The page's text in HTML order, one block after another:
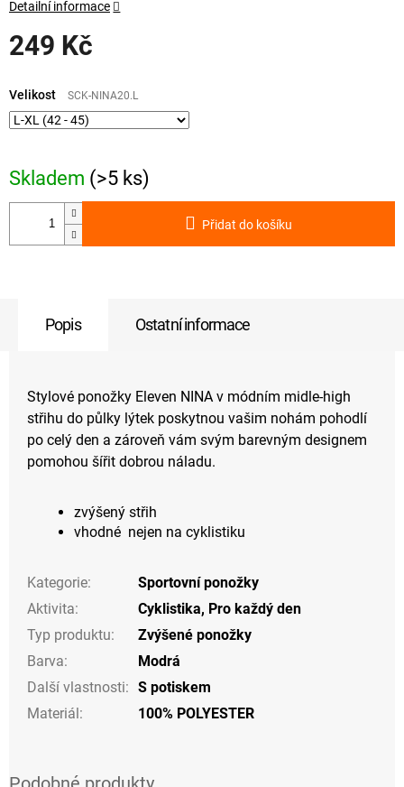
249 Kč
cena:
Skladem (>5 ks)
Velikost SCK-NINA20.L
Přidat do košíku
Detailní informace
Popis Ostatní informace
Stylové ponožky Eleven NINA v módním midle-high
střihu do půlky lýtek poskytnou vašim nohám pohodlí
po celý den a zároveň vám svým barevným designem
pomohou šířit dobrou náladu.
zvýšený střih
vhodné nejen na cyklistiku
Kategorie:
Sportovní ponožky
Aktivita: Cyklistika, Pro každý den
Typ produktu:
Zvýšené ponožky
Barva:
Modrá
Další vlastnosti: S potiskem
Materiál: 100% POLYESTER